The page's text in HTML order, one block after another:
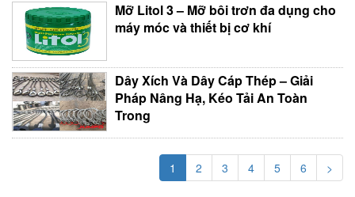
Mỡ Litol 3 – Mỡ bôi trơn đa dụng cho
máy móc và thiết bị cơ khí
Dây Xích Và Dây Cáp Thép – Giải
Pháp Nâng Hạ, Kéo Tải An Toàn
Trong
1 2 3 4 5 6 >